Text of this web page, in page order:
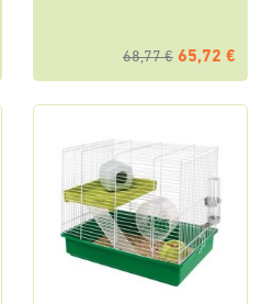
68,77 € 65,72 €